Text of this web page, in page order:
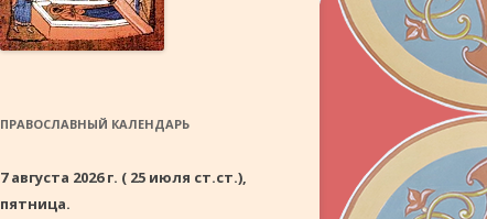
ПРАВОСЛАВНЫЙ КАЛЕНДАРЬ
7 августа 2026 г. ( 25 июля ст.ст.),
пятница.